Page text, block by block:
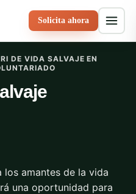
Solicita ahora
DE VIDA SALVAJE EN
amantes de la vida
una oportunidad para